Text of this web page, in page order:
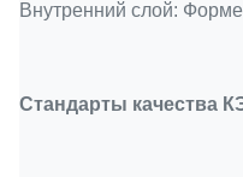
Внутренний слой:
Стандарты качества